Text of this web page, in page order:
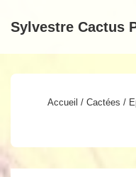
passer
Sylvestre Cactus
Accueil / Cactées /